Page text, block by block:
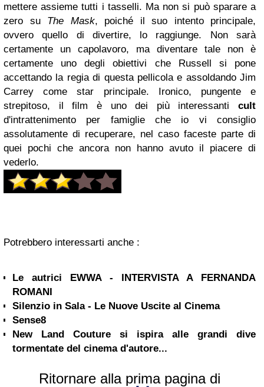
mettere assieme tutti i tasselli. Ma non si può sparare a
zero su The Mask, poiché il suo intento principale,
ovvero quello di divertire, lo raggiunge. Non sarà
certamente un capolavoro, ma diventare tale non è
certamente uno degli obiettivi che Russell si pone
accettando la regia di questa pellicola e assoldando Jim
Carrey come star principale. Ironico, pungente e
strepitoso, il film è uno dei più interessanti cult
d'intrattenimento per famiglie che io vi consiglio
assolutamente di recuperare, nel caso faceste parte di
quei pochi che ancora non hanno avuto il piacere di
vederlo.
Potrebbero interessarti anche :
Le autrici EWWA - INTERVISTA A FERNANDA
ROMANI
Silenzio in Sala - Le Nuove Uscite al Cinema
Sense8
New Land Couture si ispira alle grandi dive
tormentate del cinema d'autore...
Ritornare alla prima pagina di